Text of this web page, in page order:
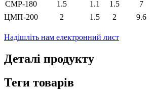
CMP-180
1.5 1.1 1.5 7
ЦМП-200
2 1.5 2 9.6
Надішліть нам електронний лист
Деталі продукту
Теги товарів